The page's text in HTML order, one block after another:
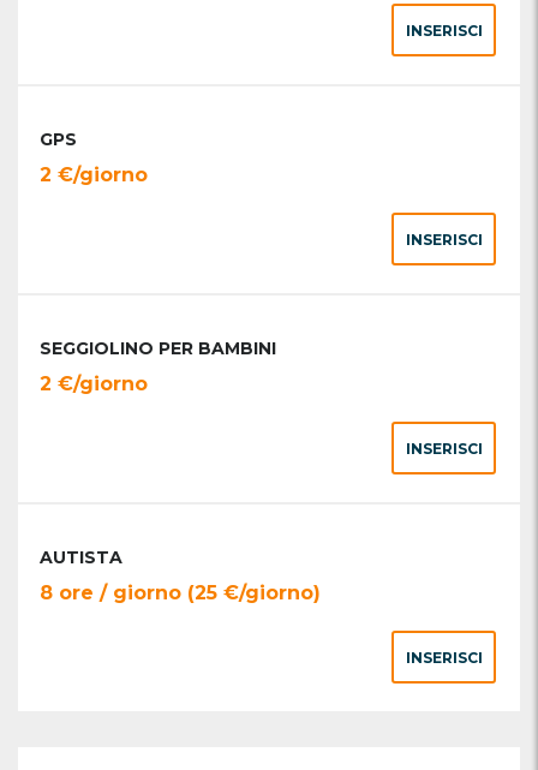
INSERISCI
GPS
2 €/giorno
INSERISCI
SEGGIOLINO PER BAMBINI
2 €/giorno
INSERISCI
AUTISTA
8 ore / giorno (25 €/giorno)
INSERISCI